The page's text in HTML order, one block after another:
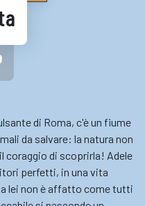
di Roma, c'è un fiume
da salvare: la natura non
coraggio di scoprirla! Adele
perfetti, in una vita
lei non è affatto come tutti